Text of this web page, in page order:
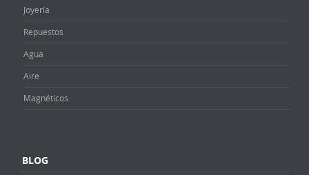
Joyería
Repuestos
Agua
Aire
Magnéticos
BLOG